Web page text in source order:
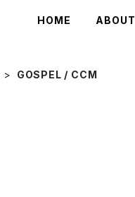
HOME ABOUT
GOSPEL / CCM